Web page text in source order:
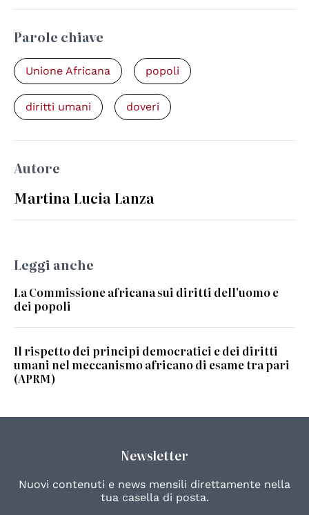
Parole chiave
Unione Africana popoli
diritti umani doveri
Autore
Martina Lucia Lanza
Leggi anche
La Commissione africana sui diritti dell'uomo e
dei popoli
Il rispetto dei principi democratici e dei diritti
umani nel meccanismo africano di esame tra pari
(APRM)
Newsletter
Nuovi contenuti e news mensili direttamente nella
tua casella di posta.